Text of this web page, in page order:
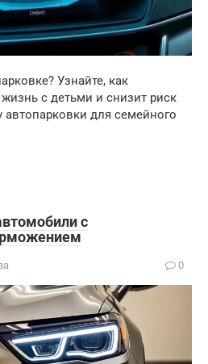
Узнайте, как
с детьми и снизит риск
для семейного
с
0